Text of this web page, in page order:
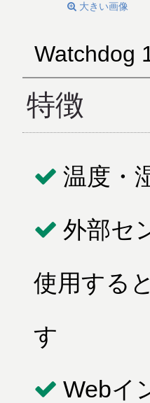
大きい画像
Watchdog
特徴
温度・
外部セ
使用する
す
Webイ